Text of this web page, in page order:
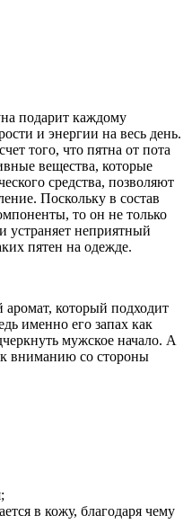
подарит каждому
и энергии на весь день.
того, что пятна от пота
вещества, которые
средства, позволяют
Поскольку в состав
то он не только
устраняет неприятный
пятен на одежде.
аромат, который подходит
именно его запах как
мужское начало. А
вниманию со стороны
в кожу, благодаря чему